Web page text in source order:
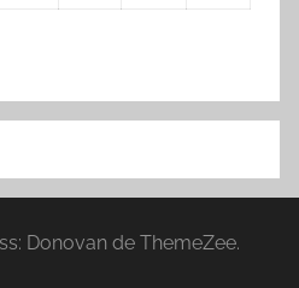
Donovan de ThemeZee.